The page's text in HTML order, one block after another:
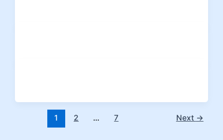
1 2 … 7 Next →